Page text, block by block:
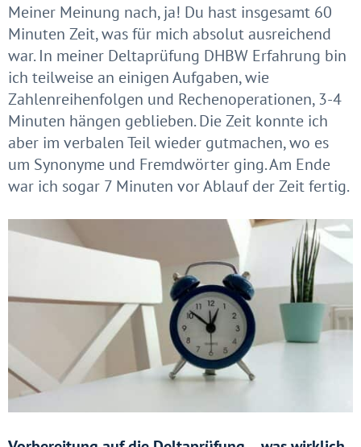
Meiner Meinung nach, ja! Du hast insgesamt 60
Minuten Zeit, was für mich absolut ausreichend
war. In meiner Deltaprüfung DHBW Erfahrung bin
ich teilweise an einigen Aufgaben, wie
Zahlenreihenfolgen und Rechenoperationen, 3-4
Minuten hängen geblieben. Die Zeit konnte ich
aber im verbalen Teil wieder gutmachen, wo es
um Synonyme und Fremdwörter ging. Am Ende
war ich sogar 7 Minuten vor Ablauf der Zeit fertig.